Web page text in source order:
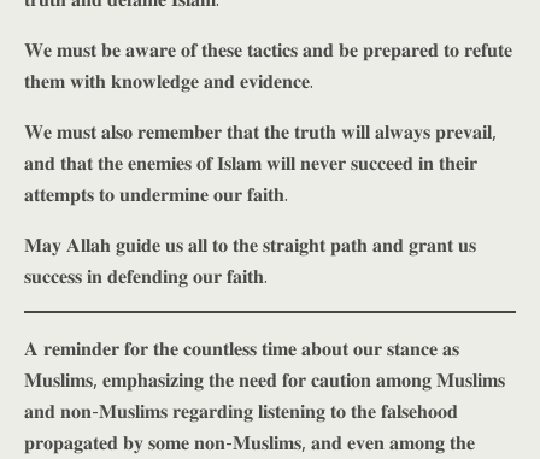
𝐖𝐞 𝐦𝐮𝐬𝐭 𝐛𝐞 𝐚𝐰𝐚𝐫𝐞 𝐨𝐟 𝐭𝐡𝐞𝐬𝐞 𝐭𝐚𝐜𝐭𝐢𝐜𝐬 𝐚𝐧𝐝 𝐛𝐞 𝐩𝐫𝐞𝐩𝐚𝐫𝐞𝐝 𝐭𝐨 𝐫𝐞𝐟𝐮𝐭𝐞
𝐭𝐡𝐞𝐦 𝐰𝐢𝐭𝐡 𝐤𝐧𝐨𝐰𝐥𝐞𝐝𝐠𝐞 𝐚𝐧𝐝 𝐞𝐯𝐢𝐝𝐞𝐧𝐜𝐞.
𝐖𝐞 𝐦𝐮𝐬𝐭 𝐚𝐥𝐬𝐨 𝐫𝐞𝐦𝐞𝐦𝐛𝐞𝐫 𝐭𝐡𝐚𝐭 𝐭𝐡𝐞 𝐭𝐫𝐮𝐭𝐡 𝐰𝐢𝐥𝐥 𝐚𝐥𝐰𝐚𝐲𝐬 𝐩𝐫𝐞𝐯𝐚𝐢𝐥,
𝐚𝐧𝐝 𝐭𝐡𝐚𝐭 𝐭𝐡𝐞 𝐞𝐧𝐞𝐦𝐢𝐞𝐬 𝐨𝐟 𝐈𝐬𝐥𝐚𝐦 𝐰𝐢𝐥𝐥 𝐧𝐞𝐯𝐞𝐫 𝐬𝐮𝐜𝐜𝐞𝐞𝐝 𝐢𝐧 𝐭𝐡𝐞𝐢𝐫
𝐚𝐭𝐭𝐞𝐦𝐩𝐭𝐬 𝐭𝐨 𝐮𝐧𝐝𝐞𝐫𝐦𝐢𝐧𝐞 𝐨𝐮𝐫 𝐟𝐚𝐢𝐭𝐡.
𝐌𝐚𝐲 𝐀𝐥𝐥𝐚𝐡 𝐠𝐮𝐢𝐝𝐞 𝐮𝐬 𝐚𝐥𝐥 𝐭𝐨 𝐭𝐡𝐞 𝐬𝐭𝐫𝐚𝐢𝐠𝐡𝐭 𝐩𝐚𝐭𝐡 𝐚𝐧𝐝 𝐠𝐫𝐚𝐧𝐭 𝐮𝐬
𝐬𝐮𝐜𝐜𝐞𝐬𝐬 𝐢𝐧 𝐝𝐞𝐟𝐞𝐧𝐝𝐢𝐧𝐠 𝐨𝐮𝐫 𝐟𝐚𝐢𝐭𝐡.
𝐀 𝐫𝐞𝐦𝐢𝐧𝐝𝐞𝐫 𝐟𝐨𝐫 𝐭𝐡𝐞 𝐜𝐨𝐮𝐧𝐭𝐥𝐞𝐬𝐬 𝐭𝐢𝐦𝐞 𝐚𝐛𝐨𝐮𝐭 𝐨𝐮𝐫 𝐬𝐭𝐚𝐧𝐜𝐞 𝐚𝐬
𝐌𝐮𝐬𝐥𝐢𝐦𝐬, 𝐞𝐦𝐩𝐡𝐚𝐬𝐢𝐳𝐢𝐧𝐠 𝐭𝐡𝐞 𝐧𝐞𝐞𝐝 𝐟𝐨𝐫 𝐜𝐚𝐮𝐭𝐢𝐨𝐧 𝐚𝐦𝐨𝐧𝐠 𝐌𝐮𝐬𝐥𝐢𝐦𝐬
𝐚𝐧𝐝 𝐧𝐨𝐧-𝐌𝐮𝐬𝐥𝐢𝐦𝐬 𝐫𝐞𝐠𝐚𝐫𝐝𝐢𝐧𝐠 𝐥𝐢𝐬𝐭𝐞𝐧𝐢𝐧𝐠 𝐭𝐨 𝐭𝐡𝐞 𝐟𝐚𝐥𝐬𝐞𝐡𝐨𝐨𝐝
𝐩𝐫𝐨𝐩𝐚𝐠𝐚𝐭𝐞𝐝 𝐛𝐲 𝐬𝐨𝐦𝐞 𝐧𝐨𝐧-𝐌𝐮𝐬𝐥𝐢𝐦𝐬, 𝐚𝐧𝐝 𝐞𝐯𝐞𝐧 𝐚𝐦𝐨𝐧𝐠 𝐭𝐡𝐞